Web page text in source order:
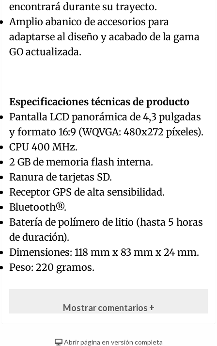
encontrará durante su trayecto.
Amplio abanico de accesorios para
adaptarse al diseño y acabado de la gama
GO actualizada.
Especificaciones técnicas de producto
Pantalla LCD panorámica de 4,3 pulgadas
y formato 16:9 (WQVGA: 480x272 píxeles).
CPU 400 MHz.
2 GB de memoria flash interna.
Ranura de tarjetas SD.
Receptor GPS de alta sensibilidad.
Bluetooth®.
Batería de polímero de litio (hasta 5 horas
de duración).
Dimensiones: 118 mm x 83 mm x 24 mm.
Peso: 220 gramos.
Mostrar comentarios +
Abrir página en versión completa